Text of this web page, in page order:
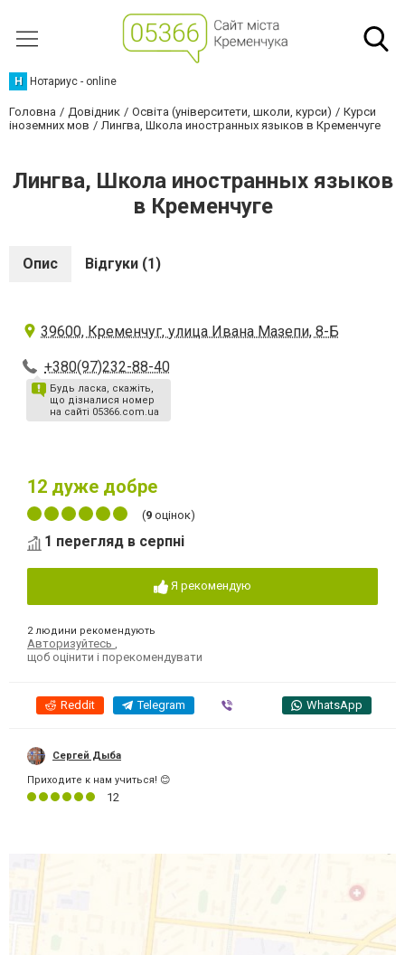
Н Нотариус - online
Головна Довідник Освіта (університети, школи, курси)
Курси
іноземних мов
Лингва, Школа иностранных языков в Кременчуге
Лингва, Школа иностранных языков
в Кременчуге
Опис Відгуки (1)
39600, Кременчуг, улица Ивана Мазепи, 8-Б
+380(97)232-88-40
Будь ласка, скажіть,
що дізналися номер
на сайті 05366.com.ua
12 дуже добре
(9 оцінок)
1 перегляд в серпні
Я рекомендую
2 людини рекомендують
Авторизуйтесь
щоб оцінити і порекомендувати
Reddit Telegram WhatsApp
Сергей Дыба
Приходите к нам учиться! 😊
12